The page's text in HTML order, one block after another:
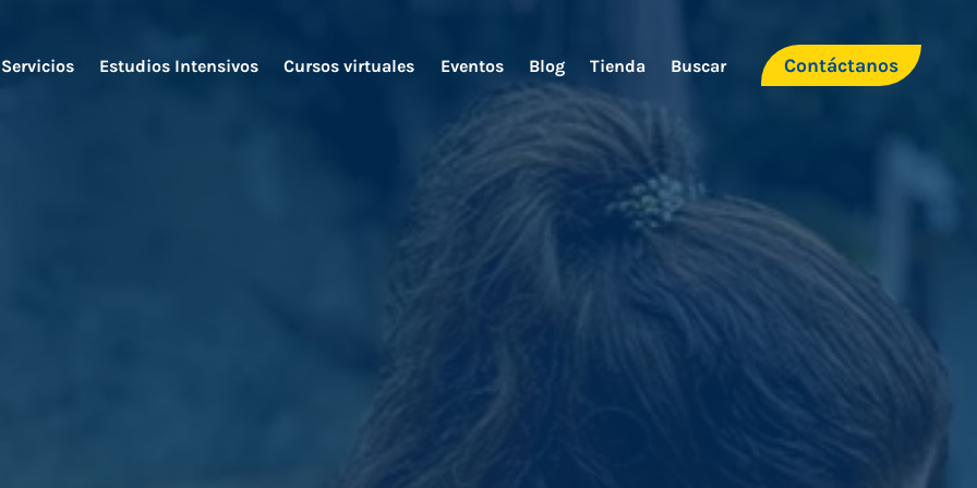
Servicios Estudios Intensivos Cursos virtuales Eventos Blog Tienda Buscar Contáctanos